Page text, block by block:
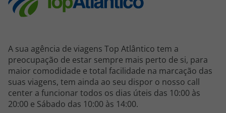
A sua agência de viagens Top Atlântico tem a
preocupação de estar sempre mais perto de si, para
maior comodidade e total facilidade na marcação das
suas viagens, tem ainda ao seu dispor o nosso call
center a funcionar todos os dias úteis das 10:00 às
20:00 e Sábado das 10:00 às 14:00.